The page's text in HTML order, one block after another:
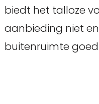
biedt het talloze
aanbieding niet
buitenruimte goed